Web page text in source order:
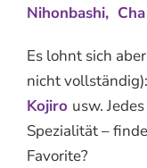
Nihonbashi,
Es lohnt sich
nicht vollständig):
Kojiro usw.
Spezialität –
Favorite?